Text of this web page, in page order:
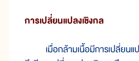
การเปลี่ยนแปลงเชิงกล
เมื่อกล้ามเนื้อมีการเปลี่ยนแ